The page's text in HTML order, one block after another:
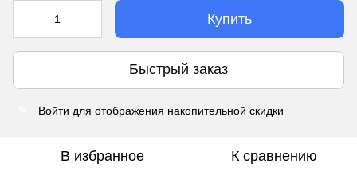
Купить
Быстрый заказ
Войти для отображения накопительной скидки
В избранное К сравнению